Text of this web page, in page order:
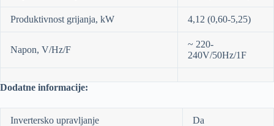
Produktivnost grijanja, kW 4,12 (0,60-5,25)
Napon, V/Hz/F
~ 220-
240V/50Hz/1F
Dodatne informacije:
Invertersko upravljanje Da